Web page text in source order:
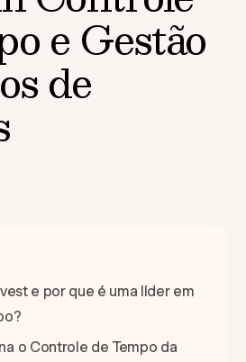
e Gestão
de
e por que é uma líder em
o Controle de Tempo da